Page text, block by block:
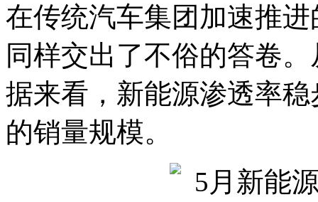
在传统汽车集团加速推
同样交出了不俗的答卷
据来看，新能源渗透率
的销量规模。